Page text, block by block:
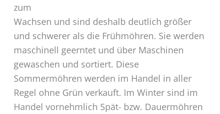
zum
Wachsen und sind deshalb deutlich größer
und schwerer als die Frühmöhren. Sie werden
maschinell geerntet und über Maschinen
gewaschen und sortiert. Diese
Sommermöhren werden im Handel in aller
Regel ohne Grün verkauft. Im Winter sind im
Handel vornehmlich Spät- bzw. Dauermöhren